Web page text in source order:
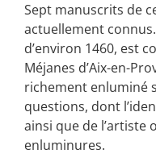
Sept manuscrits de
actuellement connus.
d’environ 1460, est
Méjanes d’Aix-en-
richement enluminé
questions, dont
ainsi que de l’artiste
enluminures.